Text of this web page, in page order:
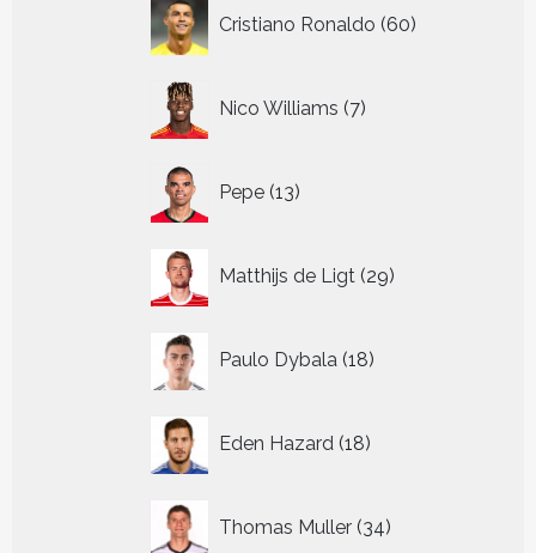
Cristiano Ronaldo 60
producten
Nico Williams 7
producten
Pepe 13
producten
Matthijs de Ligt 29
producten
Paulo Dybala 18
producten
Eden Hazard 18
producten
Thomas Muller 34
producten